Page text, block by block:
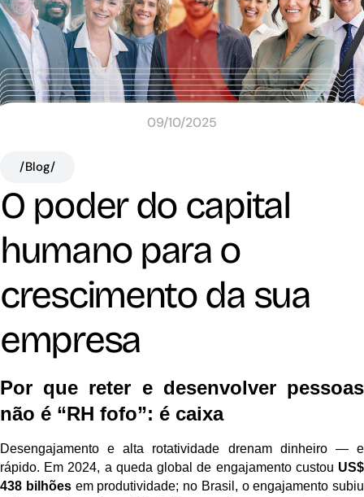
09/10/2025
/Blog/
O poder do capital
humano para o
crescimento da sua
empresa
Por que reter e desenvolver pessoas
não é “RH fofo”: é caixa
Desengajamento e alta rotatividade drenam dinheiro — e
rápido. Em 2024, a queda global de engajamento custou US$
438 bilhõesem produtividade; no Brasil, o engajamento subiu